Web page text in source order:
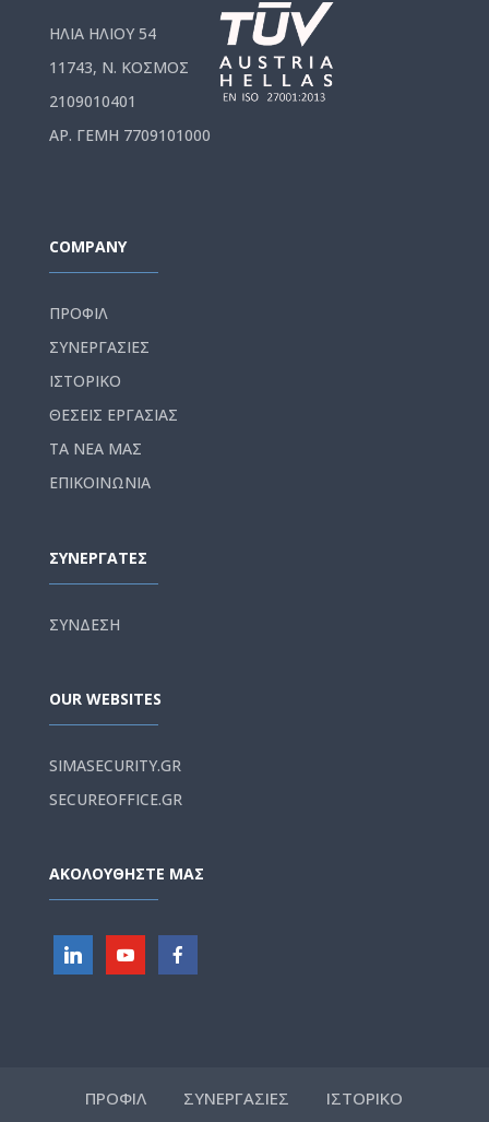
ΗΛΙΑ ΗΛΙΟΥ 54
11743, Ν. ΚΟΣΜΟΣ
2109010401
ΑΡ. ΓΕΜΗ 7709101000
COMPANY
ΠΡΟΦΙΛ
ΣΥΝΕΡΓΑΣΙΕΣ
ΙΣΤΟΡΙΚΟ
ΘΕΣΕΙΣ ΕΡΓΑΣΙΑΣ
ΤΑ ΝΕΑ ΜΑΣ
ΕΠΙΚΟΙΝΩΝΙΑ
ΣΥΝΕΡΓΑΤΕΣ
ΣΥΝΔΕΣΗ
OUR WEBSITES
SIMASECURITY.GR
SECUREOFFICE.GR
ΑΚΟΛΟΥΘΗΣΤΕ ΜΑΣ
ΠΡΟΦΙΛ ΣΥΝΕΡΓΑΣΙΕΣ ΙΣΤΟΡΙΚΟ